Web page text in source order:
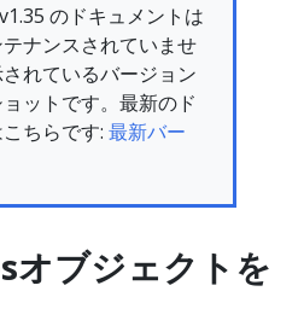
のドキュメントは
ナンスされていませ
れているバージョン
ットです。最新のド
ちらです: 最新バー
ブジェクトを